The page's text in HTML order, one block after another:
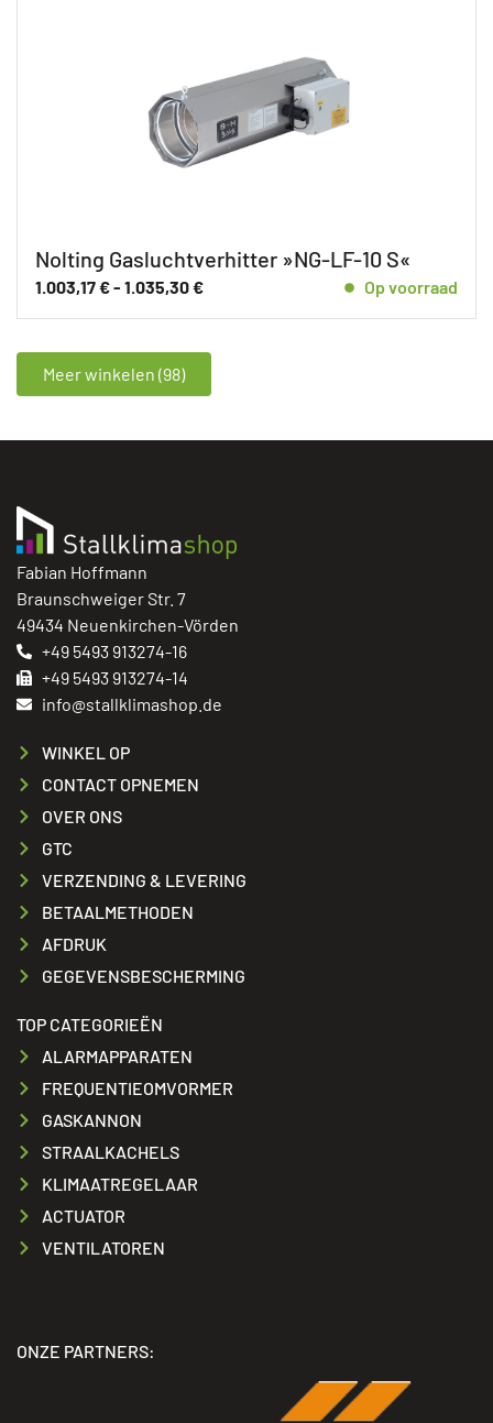
Nolting Gasluchtverhitter »NG-LF-10 S«
1.003,17€- 1.035,30€ Op voorraad
Meer winkelen (98)
Fabian Hoffmann
Braunschweiger Str. 7
49434 Neuenkirchen-Vörden
+49 5493 913274-16
+49 5493 913274-14
info@stallklimashop.de
WINKEL OP
CONTACT OPNEMEN
OVER ONS
GTC
VERZENDING & LEVERING
BETAALMETHODEN
AFDRUK
GEGEVENSBESCHERMING
TOP CATEGORIEËN
ALARMAPPARATEN
FREQUENTIEOMVORMER
GASKANNON
STRAALKACHELS
KLIMAATREGELAAR
ACTUATOR
VENTILATOREN
ONZE PARTNERS: